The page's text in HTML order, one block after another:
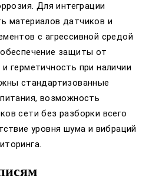
Для интеграции
материалов датчиков и
с агрессивной средой
защиты от
герметичность при наличии
стандартизованные
возможность
сети без разборки всего
уровня шума и вибраций